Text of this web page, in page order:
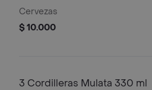
Cervezas
$ 10.000
3 Cordilleras Mulata 330 ml